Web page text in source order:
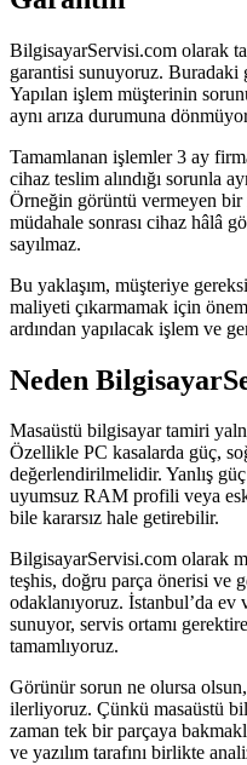
BilgisayarServisi.com olarak
garantisi sunuyoruz. Buradaki
Yapılan işlem müşterinin
aynı arıza durumuna
Tamamlanan işlemler 3 ay
cihaz teslim alındığı sorunla
Örneğin görüntü vermeyen bir
müdahale sonrası cihaz hâlâ
sayılmaz.
Bu yaklaşım, müşteriye
maliyeti çıkarmamak için
ardından yapılacak işlem ve
Neden
Masaüstü bilgisayar tamiri
Özellikle PC kasalarda güç,
değerlendirilmelidir. Yanlış
uyumsuz RAM profili veya
bile kararsız hale getirebilir.
BilgisayarServisi.com olarak
teşhis, doğru parça önerisi ve
odaklanıyoruz. İstanbul’da
sunuyor, servis ortamı
tamamlıyoruz.
Görünür sorun ne olursa
ilerliyoruz. Çünkü masaüstü
zaman tek bir parçaya
ve yazılım tarafını birlikte